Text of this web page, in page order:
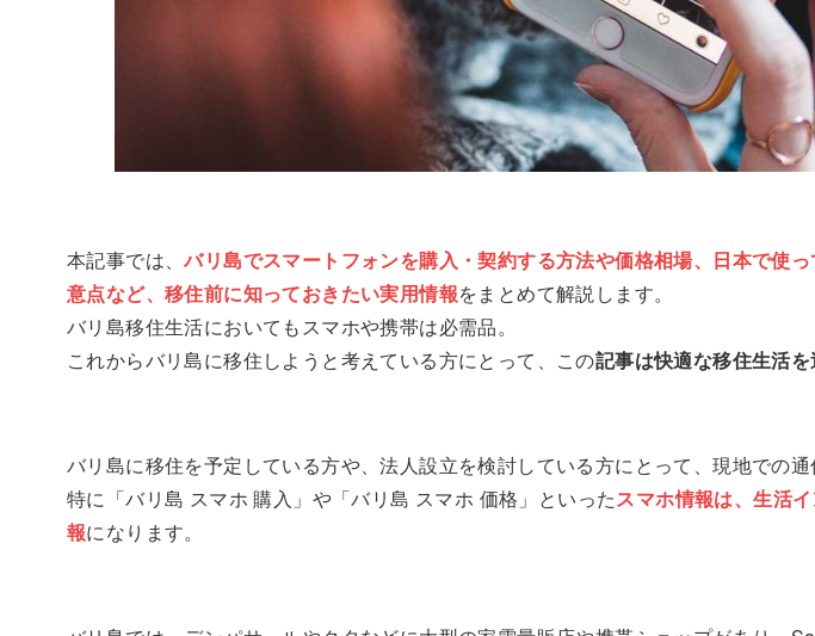
本記事では、バリ島でスマートフォンを購入・契約する方法や価格相場、日本で使
意点など、移住前に知っておきたい実用情報をまとめて解説します。
バリ島移住生活においてもスマホや携帯は必需品。
これからバリ島に移住しようと考えている方にとって、この記事は快適な移住生活
バリ島に移住を予定している方や、法人設立を検討している方にとって、現地での通
特に「バリ島 スマホ 購入」や「バリ島 スマホ 価格」といったスマホ情報は、生活
報になります。